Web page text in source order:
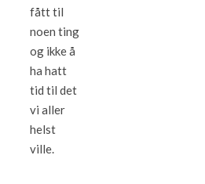
fått til
noen ting
og ikke å
ha hatt
tid til det
vi aller
helst
ville.